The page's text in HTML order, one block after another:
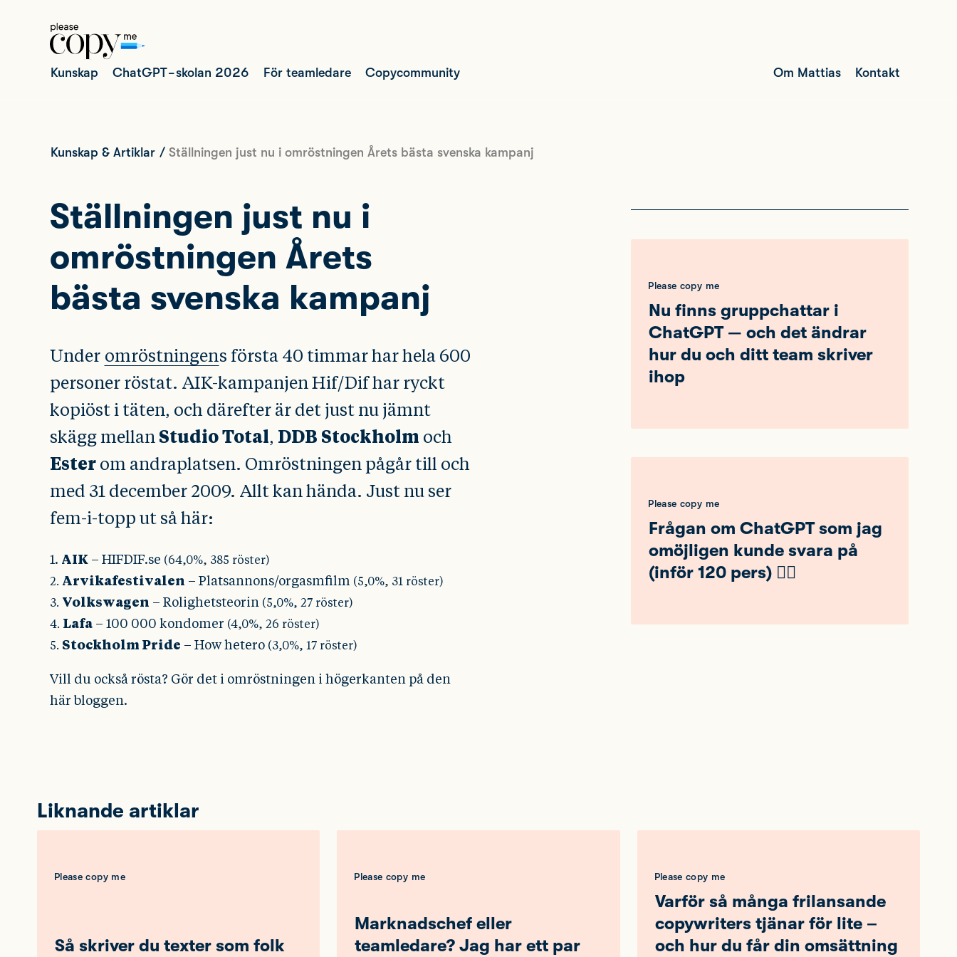
Kunskap ChatGPT-skolan 2026 För teamledare Copycommunity Om Mattias Kontakt
Kunskap & Artiklar / Ställningen just nu i omröstningen Årets bästa svenska kampanj
Ställningen just nu i
omröstningen Årets
bästa svenska kampanj
Under omröstningens första 40 timmar har hela 600
personer röstat. AIK-kampanjen Hif/Dif har ryckt
kopiöst i täten, och därefter är det just nu jämnt
skägg mellan Studio Total, DDB Stockholm och
Ester om andraplatsen. Omröstningen pågår till och
med 31 december 2009. Allt kan hända. Just nu ser
fem-i-topp ut så här:
1. AIK – HIFDIF.se (64,0%, 385 röster)
2. Arvikafestivalen – Platsannons/orgasmfilm (5,0%, 31 röster)
3. Volkswagen – Rolighetsteorin (5,0%, 27 röster)
4. Lafa – 100 000 kondomer (4,0%, 26 röster)
5. Stockholm Pride – How hetero (3,0%, 17 röster)
Vill du också rösta? Gör det i omröstningen i högerkanten på den
här bloggen.
Please copy me
Nu finns gruppchattar i
ChatGPT — och det ändrar
hur du och ditt team skriver
ihop
Please copy me
Frågan om ChatGPT som jag
omöjligen kunde svara på
(inför 120 pers) 🤦‍♂️
Liknande artiklar
Please copy me
Så skriver du texter som folk
Please copy me
Marknadschef eller
teamledare? Jag har ett par
Please copy me
Varför så många frilansande
copywriters tjänar för lite –
och hur du får din omsättning